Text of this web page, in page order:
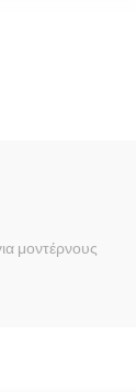
μοντέρνους